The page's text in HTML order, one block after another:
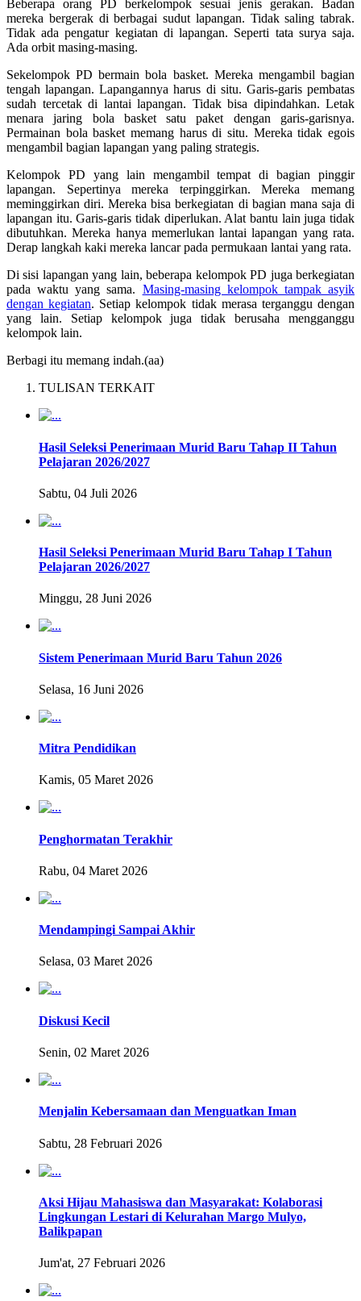
Beberapa orang PD berkelompok sesuai jenis gerakan. Badan
mereka bergerak di berbagai sudut lapangan. Tidak saling tabrak.
Tidak ada pengatur kegiatan di lapangan. Seperti tata surya saja.
Ada orbit masing-masing.
Sekelompok PD bermain bola basket. Mereka mengambil bagian
tengah lapangan. Lapangannya harus di situ. Garis-garis pembatas
sudah tercetak di lantai lapangan. Tidak bisa dipindahkan. Letak
menara jaring bola basket satu paket dengan garis-garisnya.
Permainan bola basket memang harus di situ. Mereka tidak egois
mengambil bagian lapangan yang paling strategis.
Kelompok PD yang lain mengambil tempat di bagian pinggir
lapangan. Sepertinya mereka terpinggirkan. Mereka memang
meminggirkan diri. Mereka bisa berkegiatan di bagian mana saja di
lapangan itu. Garis-garis tidak diperlukan. Alat bantu lain juga tidak
dibutuhkan. Mereka hanya memerlukan lantai lapangan yang rata.
Derap langkah kaki mereka lancar pada permukaan lantai yang rata.
Di sisi lapangan yang lain, beberapa kelompok PD juga berkegiatan
pada waktu yang sama. Masing-masing kelompok tampak asyik
dengan kegiatan. Setiap kelompok tidak merasa terganggu dengan
yang lain. Setiap kelompok juga tidak berusaha mengganggu
kelompok lain.
Berbagi itu memang indah.(aa)
TULISAN TERKAIT
Hasil Seleksi Penerimaan Murid Baru Tahap II Tahun
Pelajaran 2026/2027
Sabtu, 04 Juli 2026
Hasil Seleksi Penerimaan Murid Baru Tahap I Tahun
Pelajaran 2026/2027
Minggu, 28 Juni 2026
Sistem Penerimaan Murid Baru Tahun 2026
Selasa, 16 Juni 2026
Mitra Pendidikan
Kamis, 05 Maret 2026
Penghormatan Terakhir
Rabu, 04 Maret 2026
Mendampingi Sampai Akhir
Selasa, 03 Maret 2026
Diskusi Kecil
Senin, 02 Maret 2026
Menjalin Kebersamaan dan Menguatkan Iman
Sabtu, 28 Februari 2026
Aksi Hijau Mahasiswa dan Masyarakat: Kolaborasi
Lingkungan Lestari di Kelurahan Margo Mulyo,
Balikpapan
Jum'at, 27 Februari 2026